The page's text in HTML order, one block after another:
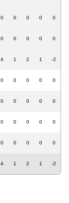
0 0 0 0 0
0 0 0 0 0
4 1 2 1 -2
0 0 0 0 0
0 0 0 0 0
0 0 0 0 0
0 0 0 0 0
4 1 2 1 -2